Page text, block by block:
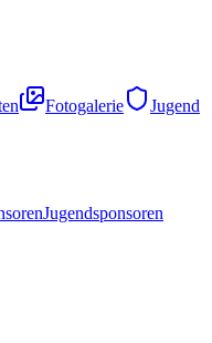
Fotogalerie
Jugend
Jugendsponsoren